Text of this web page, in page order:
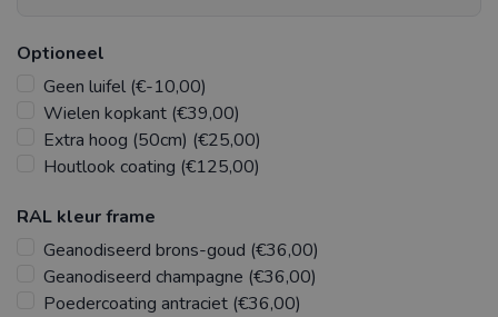
Optioneel
Geen luifel (€-10,00)
Wielen kopkant (€39,00)
Extra hoog (50cm) (€25,00)
Houtlook coating (€125,00)
RAL kleur frame
Geanodiseerd brons-goud (€36,00)
Geanodiseerd champagne (€36,00)
Poedercoating antraciet (€36,00)